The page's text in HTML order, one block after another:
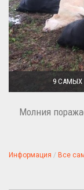
9 САМЫХ
Молния
Информация / Все